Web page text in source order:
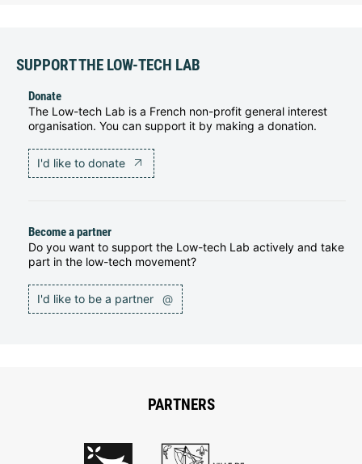
SUPPORT THE LOW-TECH LAB
Donate
The Low-tech Lab is a French non-profit general interest
organisation. You can support it by making a donation.
I'd like to donate
Become a partner
Do you want to support the Low-tech Lab actively and take
part in the low-tech movement?
I'd like to be a partner @
PARTNERS